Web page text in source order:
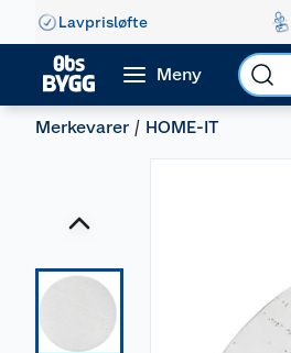
Lavprisløfte
Meny
Merkevarer HOME-IT